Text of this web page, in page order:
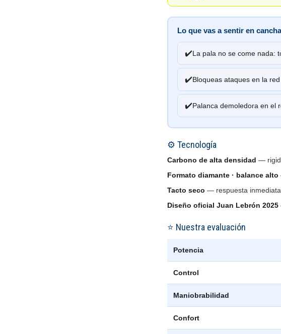
Lo que vas a sentir en cancha
✔️La pala no se come nada:
✔️Bloqueas ataques en la
✔️Palanca demoledora en el
⚙️ Tecnología
Carbono de alta densidad —
Formato diamante · balance alto
Tacto seco — respuesta
Diseño oficial Juan Lebrón 2025
⭐ Nuestra evaluación
Potencia
Control
Maniobrabilidad
Confort